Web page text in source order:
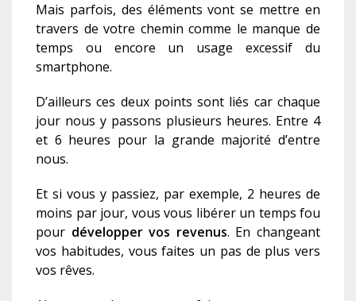
Mais parfois, des éléments vont se mettre en
travers de votre chemin comme le manque de
temps ou encore un usage excessif du
smartphone.
D’ailleurs ces deux points sont liés car chaque
jour nous y passons plusieurs heures. Entre 4
et 6 heures pour la grande majorité d’entre
nous.
Et si vous y passiez, par exemple, 2 heures de
moins par jour, vous vous libérer un temps fou
pour développer vos revenus. En changeant
vos habitudes, vous faites un pas de plus vers
vos rêves.